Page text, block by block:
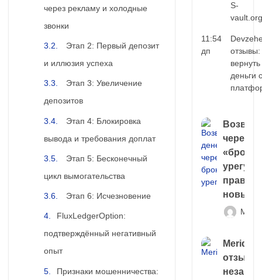
через рекламу и холодные
звонки
Этап 2: Первый депозит
и иллюзия успеха
Этап 3: Увеличение
депозитов
Этап 4: Блокировка
вывода и требования доплат
Этап 5: Бесконечный
цикл вымогательства
Этап 6: Исчезновение
FluxLedgerOption:
подтверждённый негативный
опыт
Признаки мошенничества:
S-
vault.org
11:54
дп
отзывы:
вернуть
деньги с
через
правда
новый